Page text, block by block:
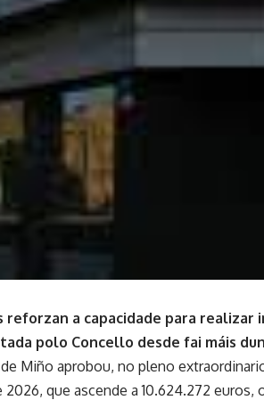
reforzan a capacidade para
polo Concello desde fai máis
Miño aprobou, no pleno
2026, que ascende a 10.624.272